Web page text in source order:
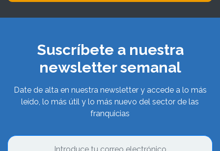
Suscríbete a nuestra
newsletter semanal
Date de alta en nuestra newsletter y accede a lo más
leído, lo más útil y lo más nuevo del sector de las
franquicias